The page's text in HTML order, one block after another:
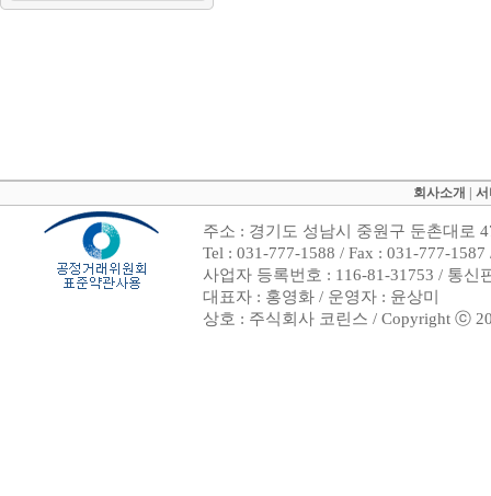
회사소개
주소 : 경기도 성남시 중원구 둔촌대로
Tel : 031-777-1588 / Fax : 031-777-
사업자 등록번호 : 116-81-31753 / 통신
대표자 : 홍영화 / 운영자 : 윤상미
상호 : 주식회사 코린스 / Copyright ⓒ